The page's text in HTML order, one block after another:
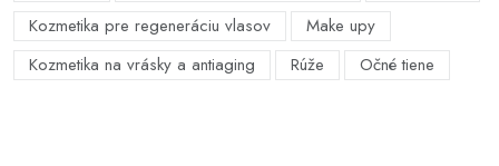
Kozmetika pre regeneráciu vlasov
Make upy
Kozmetika na vrásky a antiaging
Rúže Očné tiene